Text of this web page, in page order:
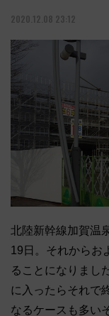
2020.12.08 23:12
北陸新幹線加賀温
19日。それからお
ることになりまし
に入ったらそれで
なるケースも多い